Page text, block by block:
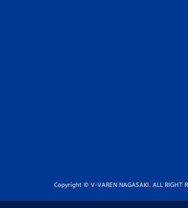
Copyright © V-VAREN NAGASAKI. ALL RIGHT